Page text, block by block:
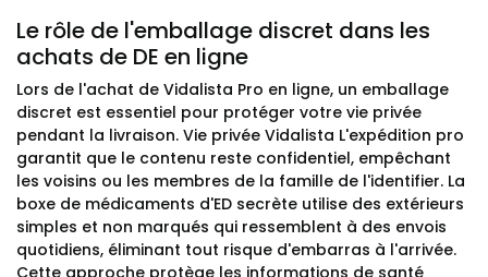
Le rôle de l'emballage discret dans les
achats de DE en ligne
Lors de l'achat de Vidalista Pro en ligne, un emballage
discret est essentiel pour protéger votre vie privée
pendant la livraison. Vie privée Vidalista L'expédition pro
garantit que le contenu reste confidentiel, empêchant
les voisins ou les membres de la famille de l'identifier. La
boxe de médicaments d'ED secrète utilise des extérieurs
simples et non marqués qui ressemblent à des envois
quotidiens, éliminant tout risque d'embarras à l'arrivée.
Cette approche protège les informations de santé